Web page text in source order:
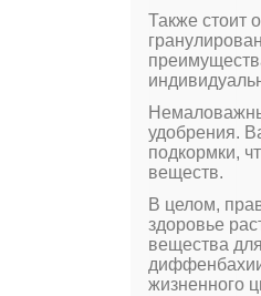
Также стоит
удобрения.
подкормки,
веществ.
В целом,
здоровье
вещества
жизненного